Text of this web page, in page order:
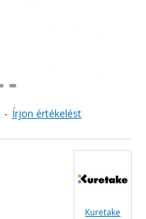
- Írjon értékelést
Kuretake